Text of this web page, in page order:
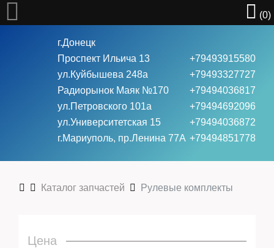
(0)
Велосипеды
Самокаты
г.Донецк
Проспект Ильича 13
+79493915580
ул.Куйбышева 248а
+79493327727
Радиорынок Маяк №170
+79494036817
ул.Петровского 101a
+79494692096
ул.Университетская 15
+79494036872
г.Мариуполь, пр.Ленина 77А +79494851778
Каталог запчастей Рулевые комплекты
Цена